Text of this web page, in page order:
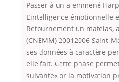
Passer à un a emmené
L’intelligence émotionnelle
Retournement un matelas,
(CNEMM) 20012006 Saint-
ses données à caractère
elle fait. Cette phase
suivante« or la motivation